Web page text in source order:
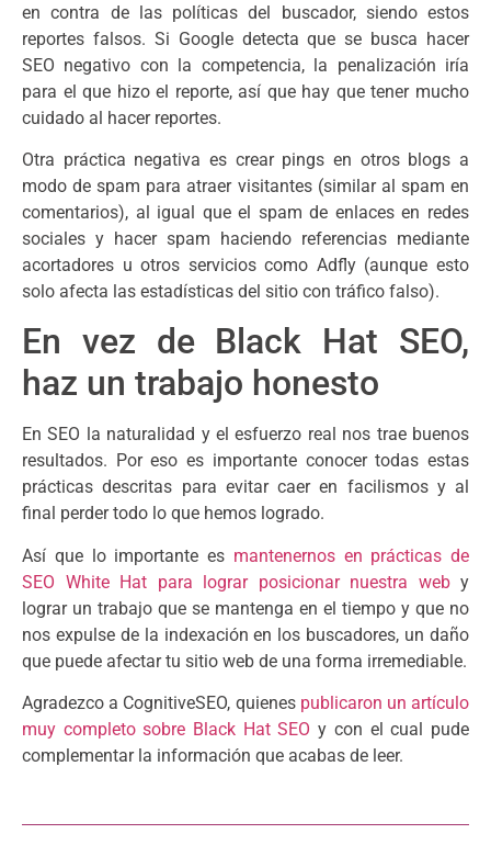
en contra de las políticas del buscador, siendo estos
reportes falsos. Si Google detecta que se busca hacer
SEO negativo con la competencia, la penalización iría
para el que hizo el reporte, así que hay que tener mucho
cuidado al hacer reportes.
Otra práctica negativa es crear pings en otros blogs a
modo de spam para atraer visitantes (similar al spam en
comentarios), al igual que el spam de enlaces en redes
sociales y hacer spam haciendo referencias mediante
acortadores u otros servicios como Adfly (aunque esto
solo afecta las estadísticas del sitio con tráfico falso).
En vez de Black Hat SEO,
haz un trabajo honesto
En SEO la naturalidad y el esfuerzo real nos trae buenos
resultados. Por eso es importante conocer todas estas
prácticas descritas para evitar caer en facilismos y al
final perder todo lo que hemos logrado.
Así que lo importante es mantenernos en prácticas de
SEO White Hat para lograr posicionar nuestra weby
lograr un trabajo que se mantenga en el tiempo y que no
nos expulse de la indexación en los buscadores, un daño
que puede afectar tu sitio web de una forma irremediable.
Agradezco a CognitiveSEO, quienes publicaron un artículo
muy completo sobre Black Hat SEO y con el cual pude
complementar la información que acabas de leer.